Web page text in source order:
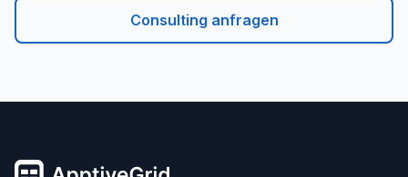
Consulting anfragen